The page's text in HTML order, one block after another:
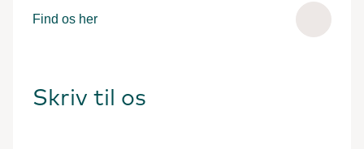
Find os her
Skriv til os